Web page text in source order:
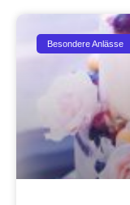
Besondere Anlässe